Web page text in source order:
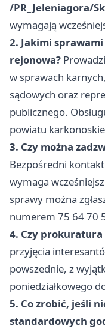
/PR_Jeleniagora/
wymagają
2. Jakimi
rejonowa?
w sprawach
sądowych oraz
publicznego.
powiatu
3. Czy można
Bezpośredni
wymaga
sprawy można
numerem 75 64 70
4. Czy
przyjęcia
powszednie, z
poniedziałkowego
5. Co zrobić, jeśli
standardowych